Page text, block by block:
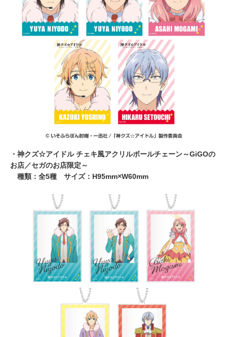
・神クズ☆アイドル チェキ風アクリルボールチェーン～GiGOの
お店／セガのお店限定～
種類：全5種 サイズ：H95mm×W60mm